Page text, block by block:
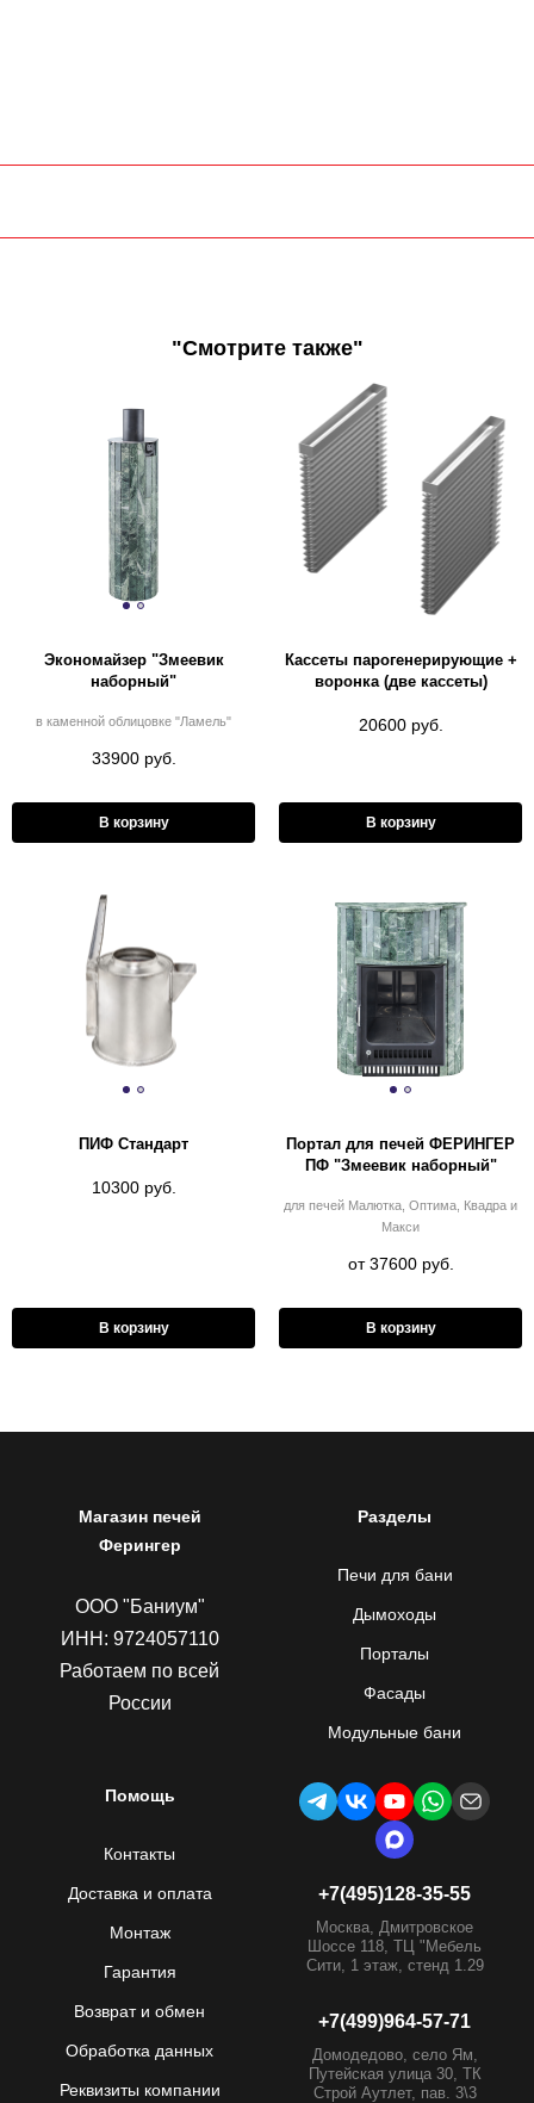
"Смотрите также"
Экономайзер "Змеевик
наборный"
в каменной облицовке "Ламель"
33900 руб.
В корзину
Кассеты парогенерирующие +
воронка (две кассеты)
20600 руб.
В корзину
ПИФ Стандарт
10300 руб.
В корзину
Портал для печей ФЕРИНГЕР
ПФ "Змеевик наборный"
для печей Малютка, Оптима, Квадра и
Макси
от 37600 руб.
В корзину
Магазин печей
Ферингер
ООО "Баниум"
ИНН: 9724057110
Работаем по всей
России
Разделы
Печи для бани
Дымоходы
Порталы
Фасады
Модульные бани
Помощь
Контакты
Доставка и оплата
Монтаж
Гарантия
Возврат и обмен
Обработка данных
Реквизиты компании
+7(495)128-35-55
Москва, Дмитровское
Шоссе 118, ТЦ "Мебель
Сити, 1 этаж, стенд 1.29
+7(499)964-57-71
Домодедово, село Ям,
Путейская улица 30, ТК
Строй Аутлет, пав. 3\3